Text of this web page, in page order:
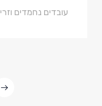
עובדים נחמדים